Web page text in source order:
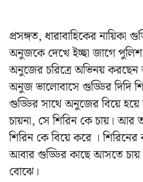
প্রসঙ্গত, ধারাবাহিকের নায়িকা
অনুজকে দেখে ইচ্ছা জাগে পুলিশ
অনুজের চরিত্রে অভিনয় করছেন
অনুজ ভালোবাসে গুড্ডির দিদি
গুড্ডির সাথে অনুজের বিয়ে
চায়না, সে শিরিন কে চায়।
শিরিন কে বিয়ে করে ।
আবার গুড্ডির কাছে আসতে
বোঝে।